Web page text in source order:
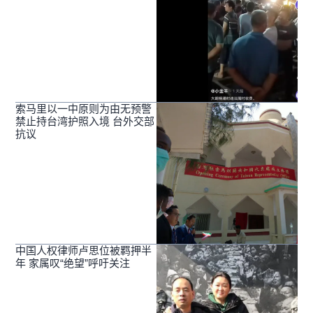
索马里以一中原则为由无预警
禁止持台湾护照入境 台外交部
抗议
中国人权律师卢思位被羁押半
年 家属叹“绝望”呼吁关注